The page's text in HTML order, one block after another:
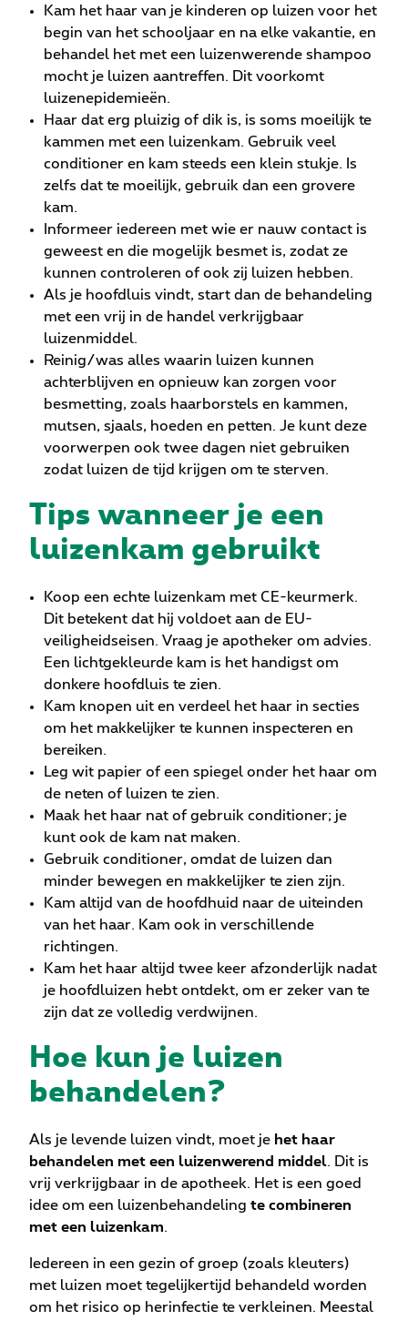
Kam het haar van je kinderen op luizen voor het
begin van het schooljaar en na elke vakantie, en
behandel het met een luizenwerende shampoo
mocht je luizen aantreffen. Dit voorkomt
luizenepidemieën.
Haar dat erg pluizig of dik is, is soms moeilijk te
kammen met een luizenkam. Gebruik veel
conditioner en kam steeds een klein stukje. Is
zelfs dat te moeilijk, gebruik dan een grovere
kam.
Informeer iedereen met wie er nauw contact is
geweest en die mogelijk besmet is, zodat ze
kunnen controleren of ook zij luizen hebben.
Als je hoofdluis vindt, start dan de behandeling
met een vrij in de handel verkrijgbaar
luizenmiddel.
Reinig/was alles waarin luizen kunnen
achterblijven en opnieuw kan zorgen voor
besmetting, zoals haarborstels en kammen,
mutsen, sjaals, hoeden en petten. Je kunt deze
voorwerpen ook twee dagen niet gebruiken
zodat luizen de tijd krijgen om te sterven.
Tips wanneer je een
luizenkam gebruikt
Koop een echte luizenkam met CE-keurmerk.
Dit betekent dat hij voldoet aan de EU-
veiligheidseisen. Vraag je apotheker om advies.
Een lichtgekleurde kam is het handigst om
donkere hoofdluis te zien.
Kam knopen uit en verdeel het haar in secties
om het makkelijker te kunnen inspecteren en
bereiken.
Leg wit papier of een spiegel onder het haar om
de neten of luizen te zien.
Maak het haar nat of gebruik conditioner; je
kunt ook de kam nat maken.
Gebruik conditioner, omdat de luizen dan
minder bewegen en makkelijker te zien zijn.
Kam altijd van de hoofdhuid naar de uiteinden
van het haar. Kam ook in verschillende
richtingen.
Kam het haar altijd twee keer afzonderlijk nadat
je hoofdluizen hebt ontdekt, om er zeker van te
zijn dat ze volledig verdwijnen.
Hoe kun je luizen
behandelen?
Als je levende luizen vindt, moet je het haar
behandelen met een luizenwerend middel. Dit is
vrij verkrijgbaar in de apotheek. Het is een goed
idee om een luizenbehandeling te combineren
met een luizenkam.
Iedereen in een gezin of groep (zoals kleuters)
met luizen moet tegelijkertijd behandeld worden
om het risico op herinfectie te verkleinen. Meestal